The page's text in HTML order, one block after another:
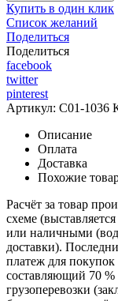
Купить в один клик
Список желаний
Поделиться
Поделиться
facebook
twitter
pinterest
Артикул: C01-1036
Описание
Оплата
Доставка
Похожие
Расчёт за товар
схеме
или наличными
доставки).
платеж для
составляющий 70 %
грузоперевозки